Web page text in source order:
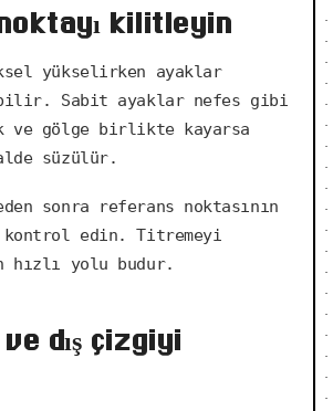
kilitleyin
yükselirken ayaklar
Sabit ayaklar nefes gibi
ve gölge birlikte kayarsa
süzülür.
sonra referans noktasının
kontrol edin. Titremeyi
hızlı yolu budur.
dış çizgiyi